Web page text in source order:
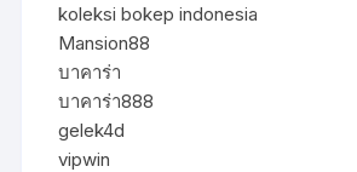
koleksi bokep indonesia
Mansion88
บาคาร่า
บาคาร่า888
gelek4d
vipwin